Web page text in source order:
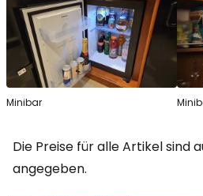
Minibar
Die Preise für alle Artikel sind
angegeben.